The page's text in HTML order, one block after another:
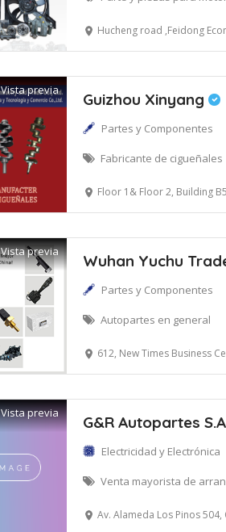
Hucheng road ,Feidong Economic
Vista previa Guizhou Xinyang
Partes y Componentes
Fabricante de cigueñales
Floor 1& Floor 2, Building B52, Standard Building,
Vista previa Wuhan Yuchu
Partes y Componentes
Autopartes en general
612, New Times Business Center,
Vista previa G&R Autopartes
Electricidad y Electrónica
Venta mayorista de
Av. Alameda Los Pinos